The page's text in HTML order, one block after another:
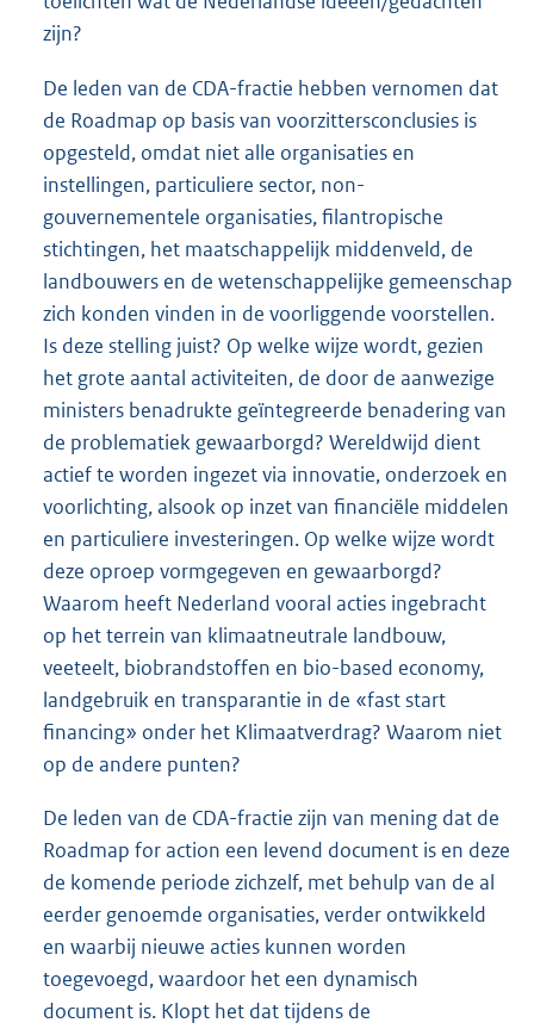
zijn?
De leden van de CDA-fractie hebben vernomen dat
de Roadmap op basis van voorzittersconclusies is
opgesteld, omdat niet alle organisaties en
instellingen, particuliere sector, non-
gouvernementele organisaties, filantropische
stichtingen, het maatschappelijk middenveld, de
landbouwers en de wetenschappelijke gemeenschap
zich konden vinden in de voorliggende voorstellen.
Is deze stelling juist? Op welke wijze wordt, gezien
het grote aantal activiteiten, de door de aanwezige
ministers benadrukte geïntegreerde benadering van
de problematiek gewaarborgd? Wereldwijd dient
actief te worden ingezet via innovatie, onderzoek en
voorlichting, alsook op inzet van financiële middelen
en particuliere investeringen. Op welke wijze wordt
deze oproep vormgegeven en gewaarborgd?
Waarom heeft Nederland vooral acties ingebracht
op het terrein van klimaatneutrale landbouw,
veeteelt, biobrandstoffen en bio-based economy,
landgebruik en transparantie in de «fast start
financing» onder het Klimaatverdrag? Waarom niet
op de andere punten?
De leden van de CDA-fractie zijn van mening dat de
Roadmap for action een levend document is en deze
de komende periode zichzelf, met behulp van de al
eerder genoemde organisaties, verder ontwikkeld
en waarbij nieuwe acties kunnen worden
toegevoegd, waardoor het een dynamisch
document is. Klopt het dat tijdens de